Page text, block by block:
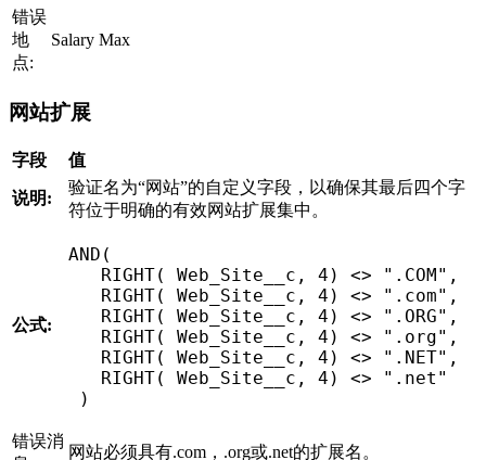
错误
地
点:
Salary Max
网站扩展
字段 值
说明:
验证名为“网站”的自定义字段，以确保其最后四个字
符位于明确的有效网站扩展集中。
公式:
AND (
RIGHT( Web_Site__c , 4 ) <> ".COM" ,
RIGHT( Web_Site__c , 4 ) <> ".com" ,
RIGHT( Web_Site__c , 4 ) <> ".ORG" ,
RIGHT( Web_Site__c , 4 ) <> ".org" ,
RIGHT( Web_Site__c , 4 ) <> ".NET" ,
RIGHT( Web_Site__c , 4 ) <>
".net"
)
错误消
网站必须具有.com，.org或.net的扩展名。